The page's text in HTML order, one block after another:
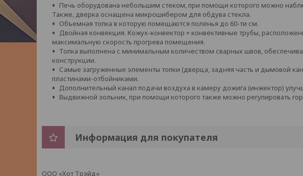
Печь оборудована небольшим стеком, при помощи которого можно
Также, дверка оснащена микрошибером для обдува стекла.
Объемная топка в которую помещаются поленья до 60-ти см.
Двойная конвекция. Кожух-конвектор + конвективные трубы,
максимальную скорость прогрева помещения.
Топка выполнена с минимальным количеством сварных швов,
конструкции.
Самые загруженные элементы топки (дверца, задняя часть и дымовой
пластинами-отбойниками.
Дополнительный канал подачи воздуха в камеру дожига (инжектор)
Выдвижной зольник, при помощи которого также можно регулировать
Информация для покупателя
ООО «Хот Трэйд»